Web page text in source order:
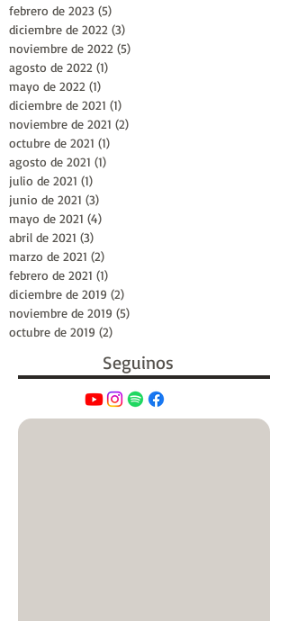
febrero de 2023 (5)
diciembre de 2022 (3)
noviembre de 2022 (5)
agosto de 2022 (1)
mayo de 2022 (1)
diciembre de 2021 (1)
noviembre de 2021 (2)
octubre de 2021 (1)
agosto de 2021 (1)
julio de 2021 (1)
junio de 2021 (3)
mayo de 2021 (4)
abril de 2021 (3)
marzo de 2021 (2)
febrero de 2021 (1)
diciembre de 2019 (2)
noviembre de 2019 (5)
octubre de 2019 (2)
Seguinos